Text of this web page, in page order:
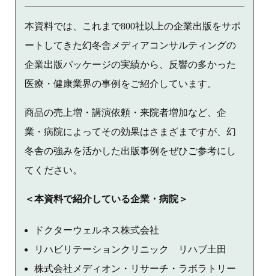
本資料では、これまで800社以上の企業出版をサポ
ートしてきた幻冬舎メディアコンサルティングの
企業出版パッケージの実績から、反響の多かった
医療・健康業界の事例をご紹介しています。
商品の売上増・講演依頼・来院者増加など、企
業・病院によってその効果はさまざまですが、幻
冬舎の強みを活かした出版事例をぜひご参考にし
てください。
＜本資料で紹介している企業・病院＞
ドクターウェルネス株式会社
リハビリテーションクリニック リハブ土田
株式会社メディオン・リサーチ・ラボラトリー